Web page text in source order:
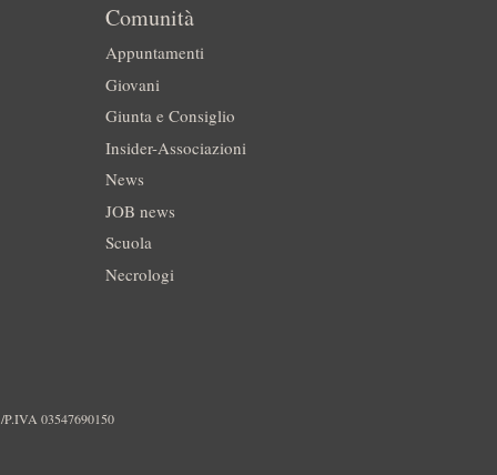
Comunità
Appuntamenti
Giovani
Giunta e Consiglio
Insider-Associazioni
News
JOB news
Scuola
Necrologi
P.IVA 03547690150